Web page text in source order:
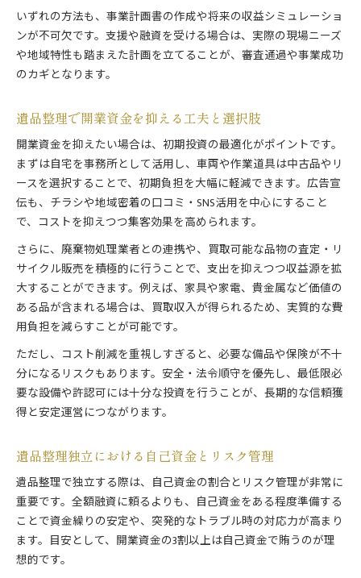
いずれの方法も、事業計画書の作成や将来の収益シミュレーショ
ンが不可欠です。支援や融資を受ける場合は、実際の現場ニーズ
や地域特性も踏まえた計画を立てることが、審査通過や事業成功
のカギとなります。
遺品整理で開業資金を抑える工夫と選択肢
開業資金を抑えたい場合は、初期投資の最適化がポイントです。
まずは自宅を事務所として活用し、車両や作業道具は中古品やリ
ースを選択することで、初期負担を大幅に軽減できます。広告宣
伝も、チラシや地域密着の口コミ・SNS活用を中心にすること
で、コストを抑えつつ集客効果を高められます。
さらに、廃棄物処理業者との連携や、買取可能な品物の査定・リ
サイクル販売を積極的に行うことで、支出を抑えつつ収益源を拡
大することができます。例えば、家具や家電、貴金属など価値の
ある品が含まれる場合は、買取収入が得られるため、実質的な費
用負担を減らすことが可能です。
ただし、コスト削減を重視しすぎると、必要な備品や保険が不十
分になるリスクもあります。安全・法令順守を優先し、最低限必
要な設備や許認可には十分な投資を行うことが、長期的な信頼獲
得と安定運営につながります。
遺品整理独立における自己資金とリスク管理
遺品整理で独立する際は、自己資金の割合とリスク管理が非常に
重要です。全額融資に頼るよりも、自己資金をある程度準備する
ことで資金繰りの安定や、突発的なトラブル時の対応力が高まり
ます。目安として、開業資金の3割以上は自己資金で賄うのが理
想的です。